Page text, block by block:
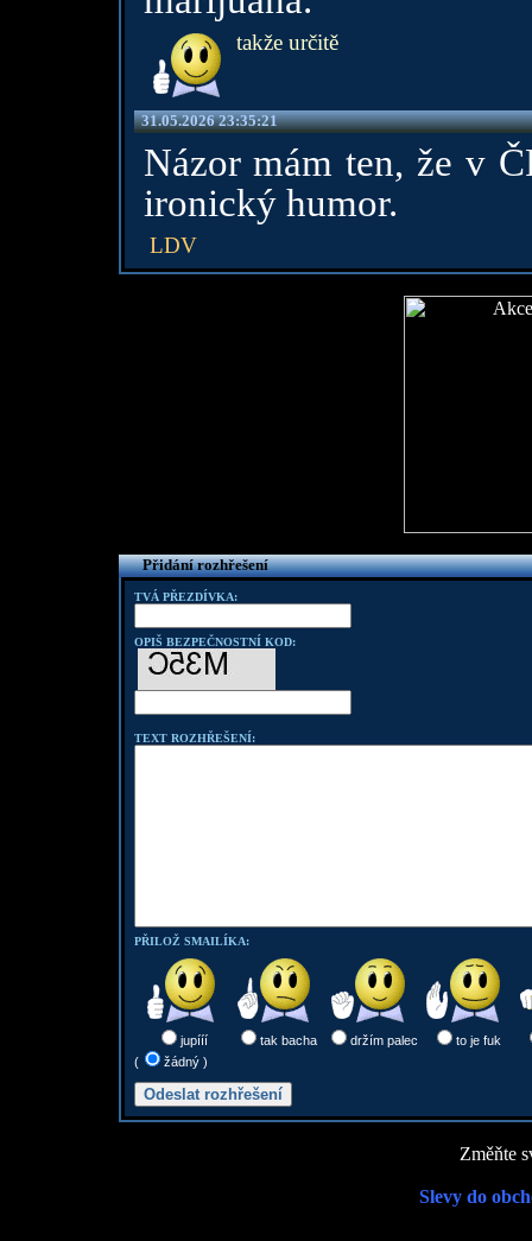
takže určitě
31.05.2026 23:35:21
Názor mám ten, že v
ironický humor.
LDV
Přidání rozhřešení
TVÁ PŘEZDÍVKA:
OPIŠ BEZPEČNOSTNÍ KOD:
TEXT ROZHŘEŠENÍ:
PŘILOŽ SMAILÍKA:
jupííí tak bacha držím palec
to je fuk
(
žádný )
Změňte
Slevy do